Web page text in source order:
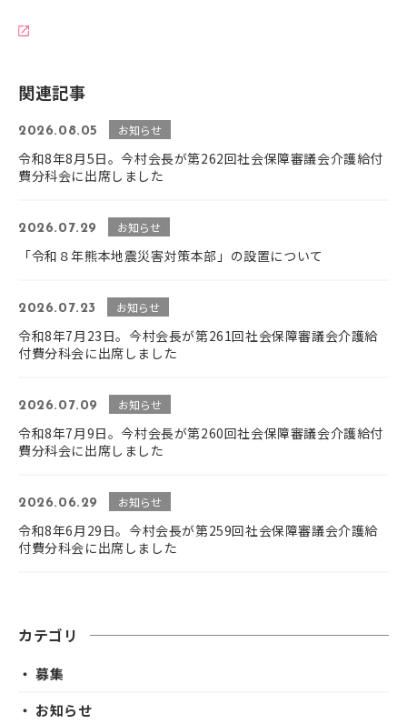
関連記事
2026.08.05 お知らせ
令和8年8月5日。今村会長が第262回社会保障審議会介護給付
費分科会に出席しました
2026.07.29 お知らせ
「令和８年熊本地震災害対策本部」の設置について
2026.07.23 お知らせ
令和8年7月23日。今村会長が第261回社会保障審議会介護給
付費分科会に出席しました
2026.07.09 お知らせ
令和8年7月9日。今村会長が第260回社会保障審議会介護給付
費分科会に出席しました
2026.06.29 お知らせ
令和8年6月29日。今村会長が第259回社会保障審議会介護給
付費分科会に出席しました
カテゴリ
・ 募集
・ お知らせ